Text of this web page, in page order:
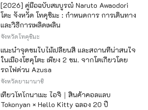
[2026] คู่มือฉบับสมบูรณ์ Naruto Awaodori
โตะ จังหวัด โทคุชิมะ : กำหนดการ การเดินทาง
และวิธีการเพลิดเพลิน
จังหวัดโทคุชิมะ
แนะนำจุดชมใบไม้เปลี่ยนสี และสถานที่น่าสนใจ
ในเมืองโฮคุโตะ เพียง 2 ชม. จากโตเกียวโดย
รถไฟด่วน Azusa
จังหวัดยามานาชิ
เที่ยวโทโกนาเมะ ไอจิ｜สินค้าคอลแลบ
Tokonyan × Hello Kitty ฉลอง 20 ปี